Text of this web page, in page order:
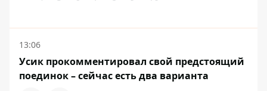
13:06
Усик прокомментировал свой предстоящий
поединок – сейчас есть два варианта